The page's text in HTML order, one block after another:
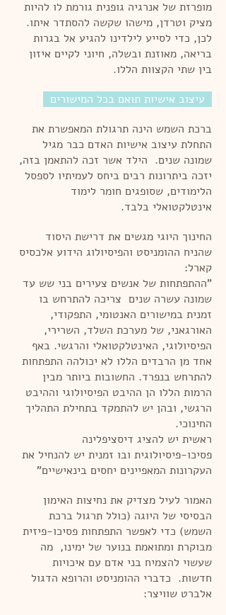
מופרזת של אנרגיה גופנית גורמת לו להיות
מציק וטרדן, מישהו שקשה להסתדר איתו.
לכן, כדי לסייע לילדינו להגיע אל בגרות
בריאה, מאוזנת ובשלה, חיוני לקיים איזון
בין שתי הקצוות הללו.
עיצוב אישיות תואם בכל המישורים
ברכת השמש הינה תרגולת המאפשרת את
התחלת עיצוב אישיות האדם כבר מגיל
שמונה שנים. הילד אשר זכה להתאמן בזה,
יזכה ביתרונות רבים ביחס לעמיתיו לספסל
הלימודים, שסופגים חומר לימוד
אינטלקטואלי בלבד.
החינוך היוגי מגשים את דרישת היסוד
שהניח ההומניסט והפיסיולוג הידוע אלכסיס
קארל:
"ההתפתחות של אנשים צעירים בני שש עד
שמונה עשרה שנים צריכה להתרחש בו
זמנית במישורים האנטומי, התפקודי,
האורגאני, של מערכת השלד, השרירי,
הפיסיולוגי, האינטלקטואלי והרגשי. באף
אחד מן הרבדים הללו לא יכולהה התפתחות
להתרחש בנפרד. החשובות ביותר מבין
הרמות הללו הן ההיבט הפיסיולוגי וההיבט
הרגשי, ובהן יש להתמקד בתחילת התהליך
החינוכי.
ראשית יש להציג דיסציפלינה
פסיכו-פיסיולוגית ובו זמנית יש להנחיל את
העקרונות המאפיינים יחסים בינאישיים"
האמור לעיל מצדיק את נחיצות האימון
הבסיסי של היוגה (כולל תרגול ברכת
השמש) כדי לאפשר התפתחות פסיכו-פיזית
מבוקרת ומתואמת בנוער של ימינו, מה
שעשוי להצמיח בני אדם עם איכויות
חדשות. כדברי ההומניסט והרופא הדגול
אלברט שוויצר: